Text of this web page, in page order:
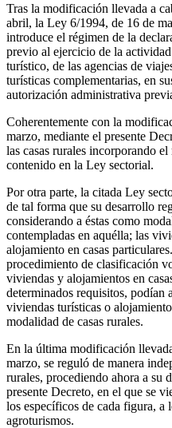
Tras la modificación llevada a
abril, la Ley 6/1994, de 16 de
introduce el régimen de la
previo al ejercicio de la
turístico, de las agencias de
turísticas complementarias, en
autorización administrativa
Coherentemente con la
marzo, mediante el presente
las casas rurales incorporando
contenido en la Ley sectorial.
Por otra parte, la citada Ley
de tal forma que su desarrollo
considerando a éstas como
contempladas en aquélla; las
alojamiento en casas
procedimiento de clasificación
viviendas y alojamientos en
determinados requisitos, podían
viviendas turísticas o
modalidad de casas rurales.
En la última modificación
marzo, se reguló de manera
rurales, procediendo ahora a su
presente Decreto, en el que se
los específicos de cada figura, a
agroturismos.